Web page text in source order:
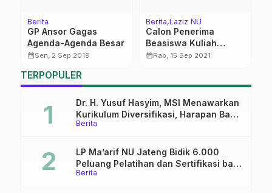
Berita
GP Ansor Gagas
Agenda-Agenda Besar
calendar_monthSen, 2 Sep 2019
Berita Laziz NU
Calon Penerima
Beasiswa Kuliah
Lazisnu Pati Jalani
calendar_monthRab, 15 Sep 2021
TERPOPULER
Berita
Dr. H. Yusuf Hasyim, MSI Menawarkan
Kurikulum Diversifikasi, Harapan Baru
dalam dunia pendidikan
Berita
LP Ma’arif NU Jateng Bidik 6.000
Peluang Pelatihan dan Sertifikasi bagi
Lulusan SMK